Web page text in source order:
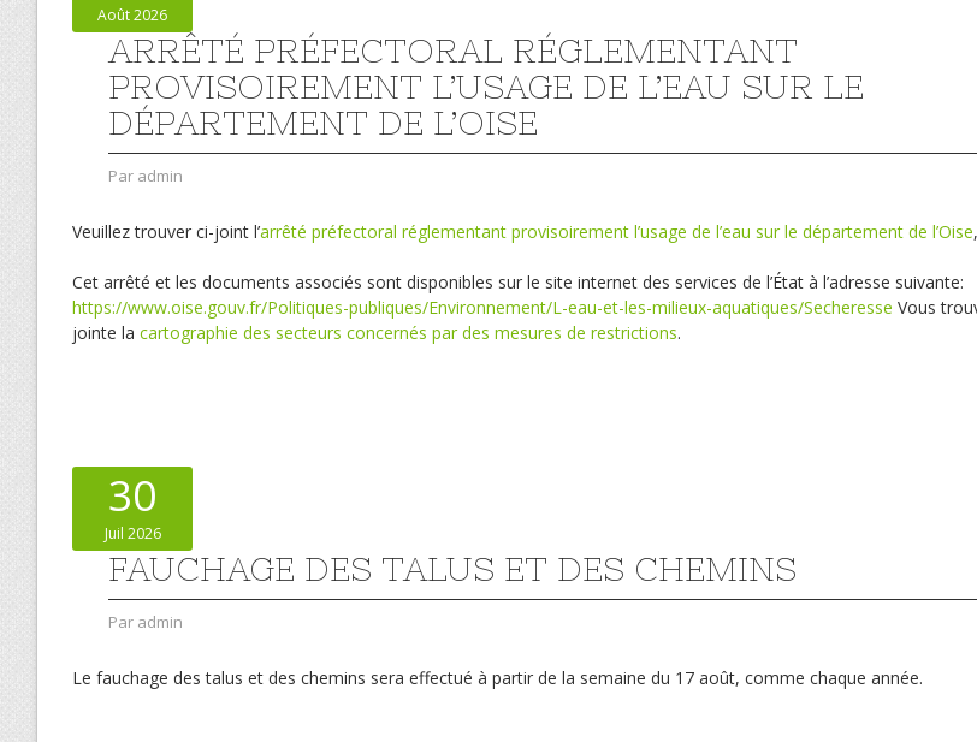
Août 2026
ARRÊTÉ PRÉFECTORAL RÉGLEMENTANT
PROVISOIREMENT L’USAGE DE L’EAU SUR LE
DÉPARTEMENT DE L’OISE
Par admin
Veuillez trouver ci-joint l’arrêté préfectoral réglementant provisoirement l’usage de l’eau sur le département de l’Oise
Cet arrêté et les documents associés sont disponibles sur le site internet des services de l’État à l’adresse suivante:
https://www.oise.gouv.fr/Politiques-publiques/Environnement/L-eau-et-les-milieux-aquatiques/Secheresse Vous
jointe la cartographie des secteurs concernés par des mesures de restrictions.
30
Juil 2026
FAUCHAGE DES TALUS ET DES CHEMINS
Par admin
Le fauchage des talus et des chemins sera effectué à partir de la semaine du 17 août, comme chaque année.